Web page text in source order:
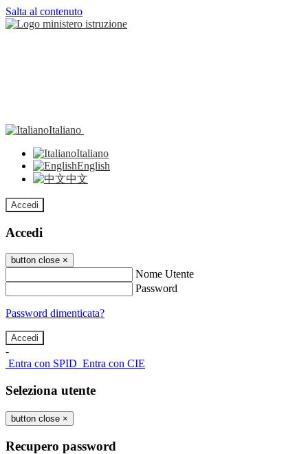
Salta al contenuto
Italiano
Italiano
English
中文
Accedi
Accedi
button close ×
Nome Utente
Password
Password dimenticata?
-
Entra con SPID Entra con CIE
Seleziona utente
button close ×
Recupero password